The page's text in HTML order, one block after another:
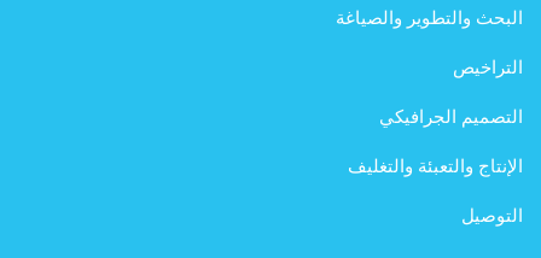
البحث والتطوير والصياغة
التراخيص
التصميم الجرافيكي
الإنتاج والتعبئة والتغليف
التوصيل